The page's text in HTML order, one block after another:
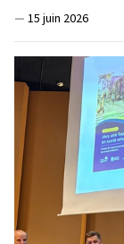
— 15 juin 2026